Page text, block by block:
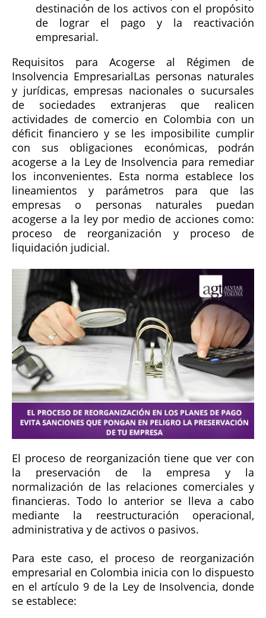
destinación de los activos con el propósito
de lograr el pago y la reactivación
empresarial.
Requisitos para Acogerse al Régimen de
Insolvencia EmpresarialLas personas naturales
y jurídicas, empresas nacionales o sucursales
de sociedades extranjeras que realicen
actividades de comercio en Colombia con un
déficit financiero y se les imposibilite cumplir
con sus obligaciones económicas, podrán
acogerse a la Ley de Insolvencia para remediar
los inconvenientes. Esta norma establece los
lineamientos y parámetros para que las
empresas o personas naturales puedan
acogerse a la ley por medio de acciones como:
proceso de reorganización y proceso de
liquidación judicial.
El proceso de reorganización tiene que ver con
la preservación de la empresa y la
normalización de las relaciones comerciales y
financieras. Todo lo anterior se lleva a cabo
mediante la reestructuración operacional,
administrativa y de activos o pasivos.
Para este caso, el proceso de reorganización
empresarial en Colombia inicia con lo dispuesto
en el artículo 9 de la Ley de Insolvencia, donde
se establece: